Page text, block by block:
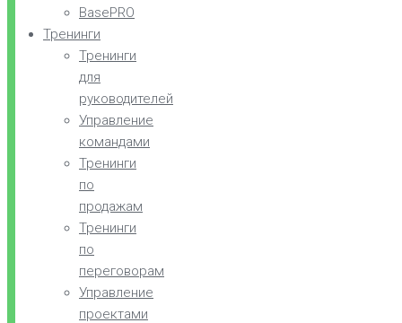
BasePRO
Тренинги
Тренинги
для
руководителей
Управление
командами
Тренинги
по
продажам
Тренинги
по
переговорам
Управление
проектами